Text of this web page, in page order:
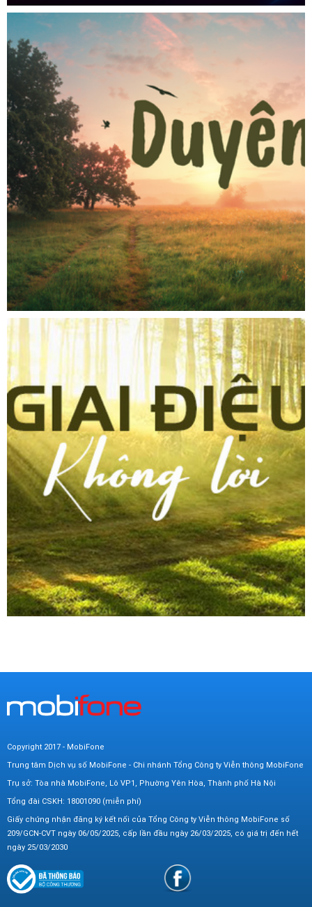
Copyright 2017 - MobiFone
Trung tâm Dịch vụ số MobiFone - Chi nhánh Tổng Công ty Viễn thông MobiFone
Trụ sở: Tòa nhà MobiFone, Lô VP1, Phường Yên Hòa, Thành phố Hà Nội
Tổng đài CSKH: 18001090 (miễn phí)
Giấy chứng nhận đăng ký kết nối của Tổng Công ty Viễn thông MobiFone số
209/GCN-CVT ngày 06/05/2025, cấp lần đầu ngày 26/03/2025, có giá trị đến hết
ngày 25/03/2030